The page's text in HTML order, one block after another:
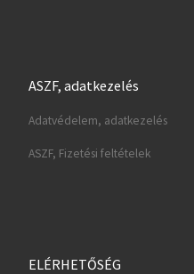
ASZF, adatkezelés
Adatvédelem, adatkezelés
ASZF, Fizetési feltételek
ELÉRHETŐSÉG